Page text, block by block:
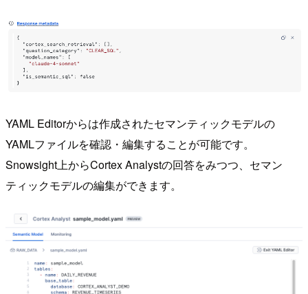
YAML Editorからは作成されたセマンティックモデルの
YAMLファイルを確認・編集することが可能です。
Snowsight上からCortex Analystの回答をみつつ、セマン
ティックモデルの編集ができます。